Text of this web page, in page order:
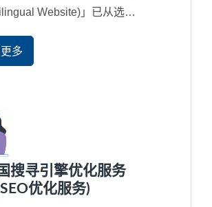
Website)」已从选配
多
搜寻引擎优化服务
优化服务)